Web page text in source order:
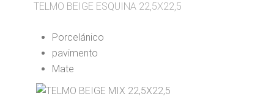
TELMO BEIGE ESQUINA 22,5X22,5
Porcelánico
pavimento
Mate